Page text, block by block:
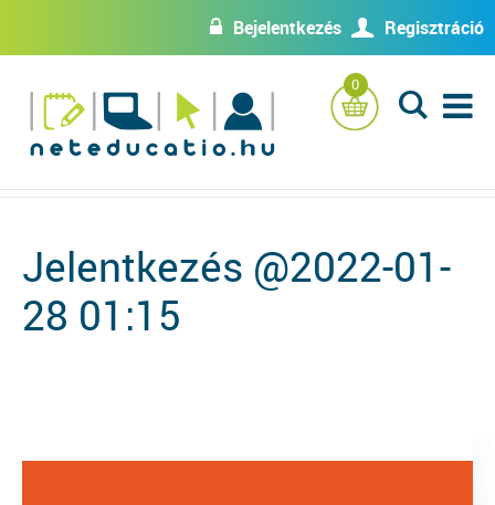
w Bejelentkezés U Regisztráció
0
L
Jelentkezés @2022-01-
28 01:15